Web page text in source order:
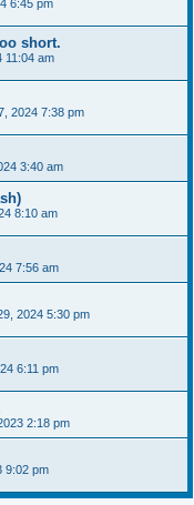
6:45 pm
short.
11:04 am
2024 7:38 pm
3:40 am
8:10 am
7:56 am
2024 5:30 pm
6:11 pm
2:18 pm
9:02 pm